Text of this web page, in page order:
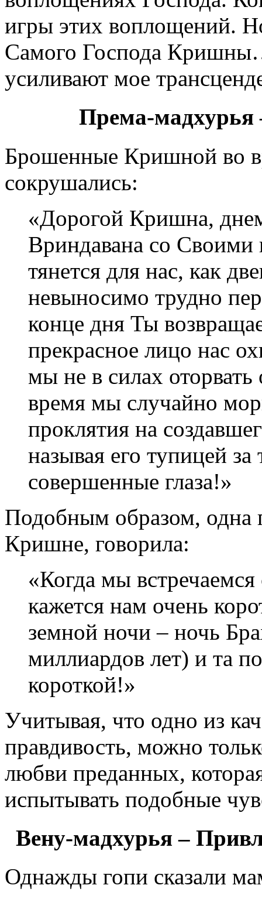
игры этих воплощений.
Самого Господа
усиливают мое
Према-
Брошенные Кришной во
сокрушались:
«Дорогой Кришна,
Вриндавана со Своими
тянется для нас, как
невыносимо трудно
конце дня Ты
прекрасное лицо нас
мы не в силах оторвать
время мы случайно
проклятия на
называя его тупицей за
совершенные глаза!»
Подобным образом, одна
Кришне, говорила:
«Когда мы
кажется нам очень
земной ночи – ночь
миллиардов лет) и та
короткой!»
Учитывая, что одно из
правдивость, можно
любви преданных,
испытывать подобные
Вену-мадхурья –
Однажды гопи сказали